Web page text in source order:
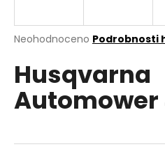
Průměrné
produktu
je
0,0
z
Neohodnoceno Podrobnosti
Husqvarna
Automower
j
t
?